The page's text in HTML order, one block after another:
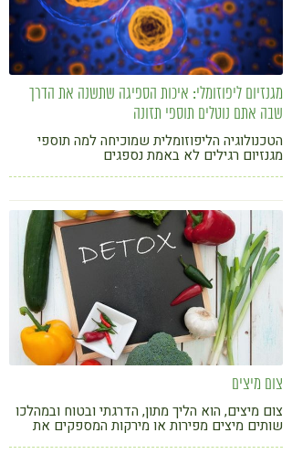
מגנזיום ליפוזומלי: איכות הספיגה שתשנה את הדרך
שבה אתם נוטלים תוספי תזונה
הטכנולוגיה הליפוזומלית שמוכיחה למה תוספי
מגנזיום רגילים לא באמת נספגים
צום מיצים
צום מיצים, הוא הליך מתון, הדרגתי ובטוח ובמהלכו
שותים מיצים מפירות או מירקות המספקים את